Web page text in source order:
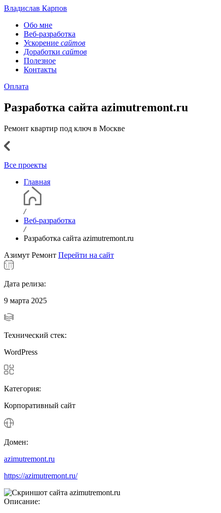
Владислав Карпов
Обо мне
Веб-разработка
Ускорение сайтов
Доработки сайтов
Полезное
Контакты
Оплата
Разработка сайта azimutremont.ru
Ремонт квартир под ключ в Москве
Все проекты
Главная
/
Веб-разработка
/
Разработка сайта azimutremont.ru
Азимут Ремонт Перейти на сайт
Дата релиза:
9 марта 2025
Технический стек:
WordPress
Категория:
Корпоративный сайт
Домен:
azimutremont.ru
https://azimutremont.ru/
Описание: